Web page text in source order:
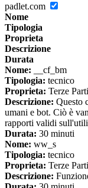
padlet.com
Nome
Tipologia
Proprieta
Descrizione
Durata
Nome: __cf_bm
Tipologia: tecnico
Proprieta: Terze Parti
Descrizione: Questo
umani e bot. Ciò è
rapporti validi
Durata: 30 minuti
Nome: ww_s
Tipologia: tecnico
Proprieta: Terze Parti
Descrizione: